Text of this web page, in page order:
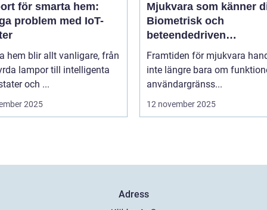
för smarta hem:
problem med IoT-
hem blir allt vanligare, från
lampor till intelligenta
och ...
2025
Mjukvara som känner
Biometrisk och
beteendedriven
personalisering
Framtiden för mjukvara
inte längre bara om
användargränss...
12 november 2025
Adress